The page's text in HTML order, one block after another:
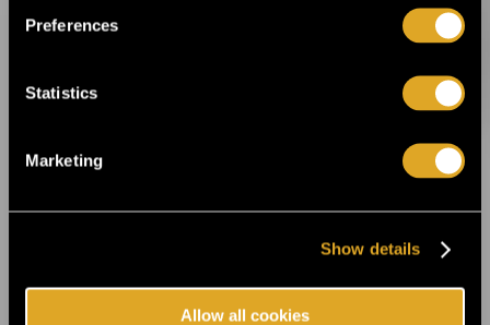
Preferences
Statistics
Marketing
Show details
Allow all cookies
will perform in Tallinn next summer ›
14.8.2025 11:45
2.6.2025 09:00
This summer, the Fiskars Summer Festival